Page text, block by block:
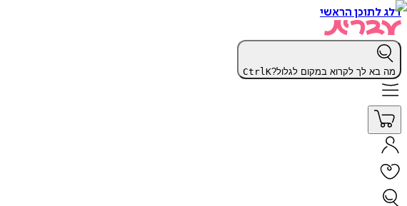
דלג לתוכן הראשי
מה בא לך לקרוא במקום לגלול? CtrlK